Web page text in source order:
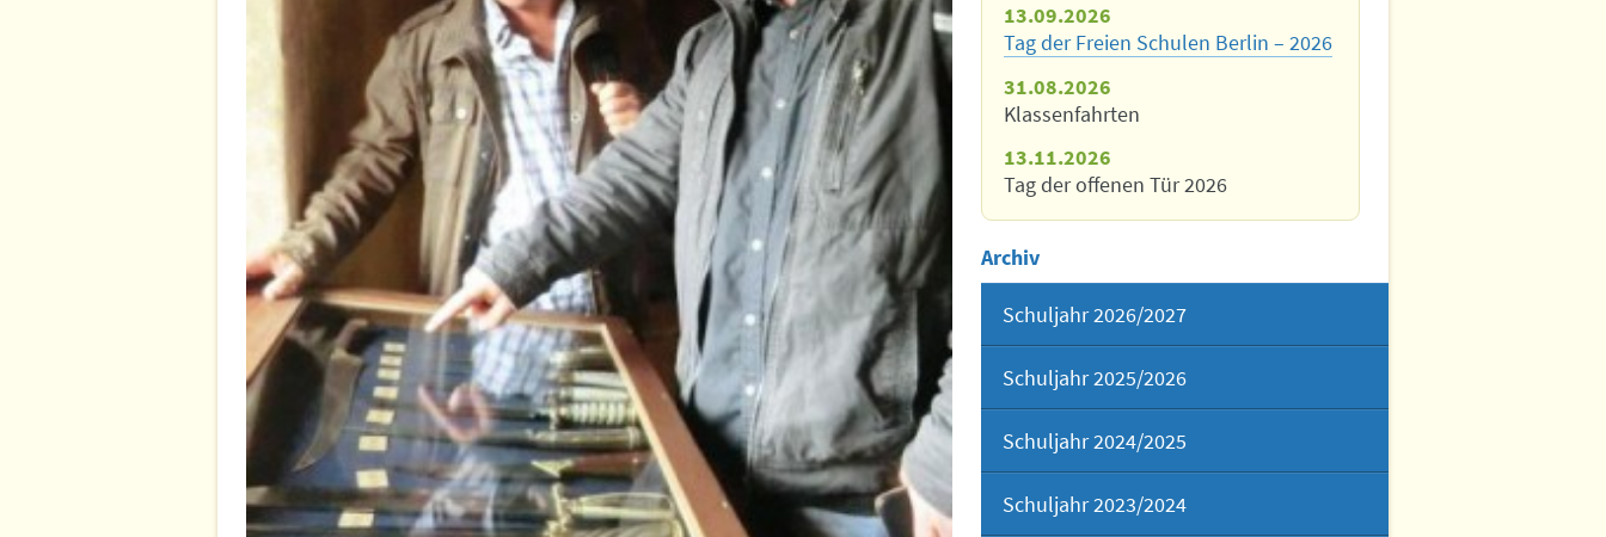
13.09.2026
Tag der Freien Schulen Berlin – 2026
31.08.2026
Klassenfahrten
13.11.2026
Tag der offenen Tür 2026
Archiv
Schuljahr 2026/2027
Schuljahr 2025/2026
Schuljahr 2024/2025
Schuljahr 2023/2024